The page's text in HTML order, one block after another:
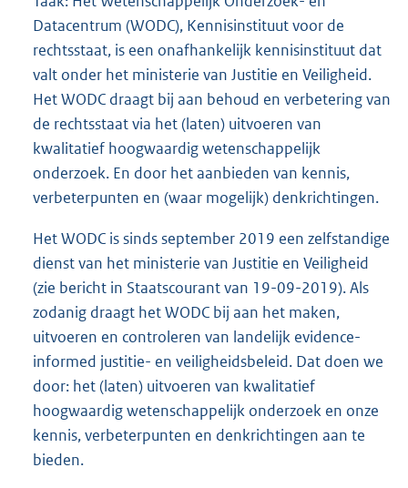
Datacentrum (WODC), Kennisinstituut voor de
rechtsstaat, is een onafhankelijk kennisinstituut dat
valt onder het ministerie van Justitie en Veiligheid.
Het WODC draagt bij aan behoud en verbetering van
de rechtsstaat via het (laten) uitvoeren van
kwalitatief hoogwaardig wetenschappelijk
onderzoek. En door het aanbieden van kennis,
verbeterpunten en (waar mogelijk) denkrichtingen.
Het WODC is sinds september 2019 een zelfstandige
dienst van het ministerie van Justitie en Veiligheid
(zie bericht in Staatscourant van 19-09-2019). Als
zodanig draagt het WODC bij aan het maken,
uitvoeren en controleren van landelijk evidence-
informed justitie- en veiligheidsbeleid. Dat doen we
door: het (laten) uitvoeren van kwalitatief
hoogwaardig wetenschappelijk onderzoek en onze
kennis, verbeterpunten en denkrichtingen aan te
bieden.